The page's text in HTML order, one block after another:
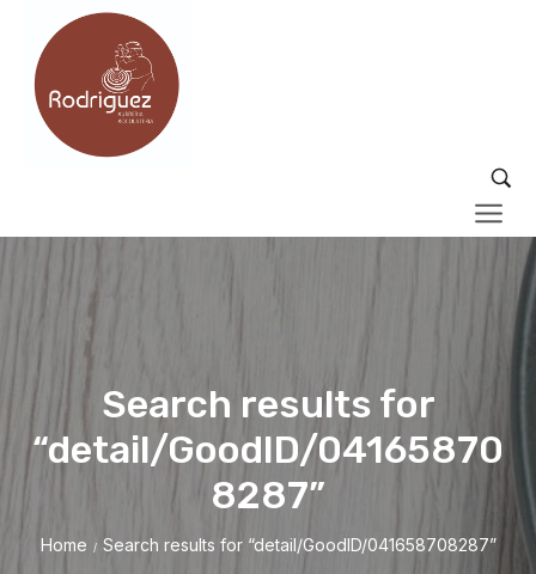
Search results for
“detail/GoodID/04165870
8287”
Home / Search results for “detail/GoodID/041658708287”